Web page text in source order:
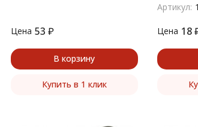
Цена 53 ₽
В корзину
Купить в 1 клик
Артикул:
Цена 18